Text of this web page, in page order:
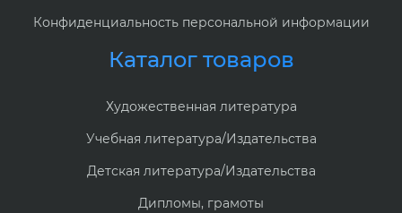
Конфиденциальность персональной информации
Каталог товаров
Художественная литература
Учебная литература/Издательства
Детская литература/Издательства
Дипломы, грамоты